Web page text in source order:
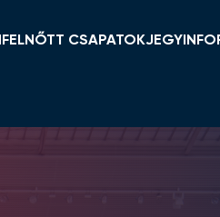
FELNŐTT CSAPATOK